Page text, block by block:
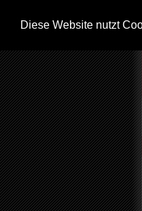
Diese Website nutzt